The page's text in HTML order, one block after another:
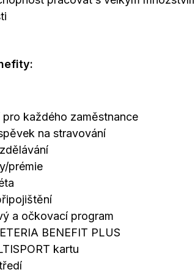
každého zaměstnance
na stravování
prémie
a očkovací program
BENEFIT PLUS
kartu